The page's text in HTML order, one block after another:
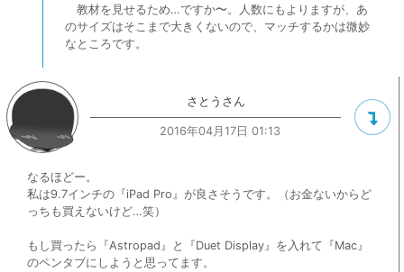
教材を見せるため…ですか〜。人数にもよりますが、あ
のサイズはそこまで大きくないので、マッチするかは微妙
なところです。
さとうさん
2016年04月17日 01:13
なるほどー。
私は9.7インチの『iPad Pro』が良さそうです。（お金ないからど
っちも買えないけど…笑）
もし買ったら『Astropad』と『Duet Display』を入れて『Mac』
のペンタブにしようと思ってます。